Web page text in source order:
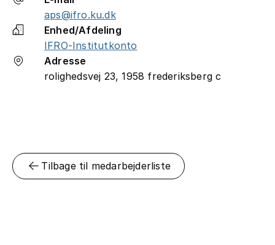
aps@ifro.ku.dk
Enhed/Afdeling
IFRO-Institutkonto
Adresse
rolighedsvej 23, 1958 frederiksberg c
Tilbage til medarbejderliste